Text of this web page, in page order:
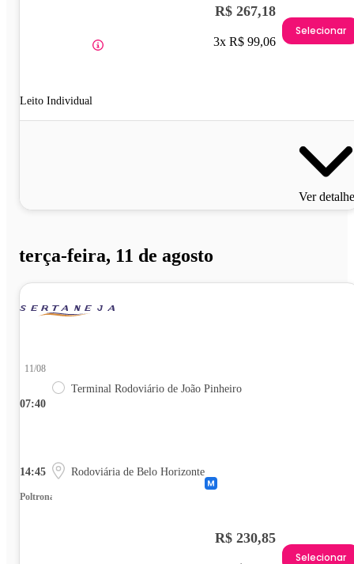
Leito Individual
R$ 267,18
3x R$ 99,06
Selecionar
Ver
terça-feira, 11 de agosto
07:40
11/08
Terminal Rodoviário de João Pinheiro
14:45 Rodoviária de Belo Horizonte
Poltrona
R$ 230,85
Selecionar